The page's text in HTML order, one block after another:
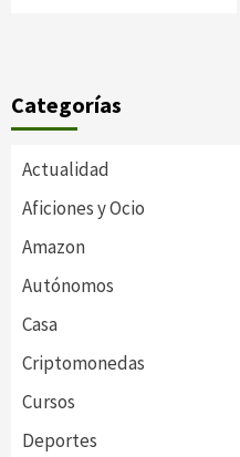
Categorías
Actualidad
Aficiones y Ocio
Amazon
Autónomos
Casa
Criptomonedas
Cursos
Deportes